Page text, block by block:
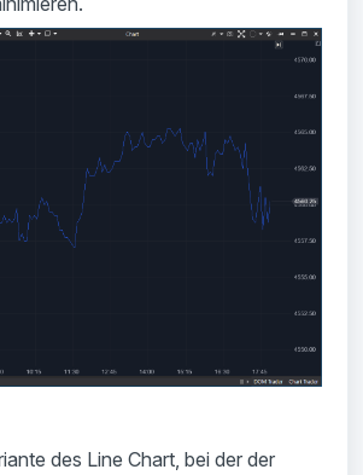
des Line Chart, bei der der